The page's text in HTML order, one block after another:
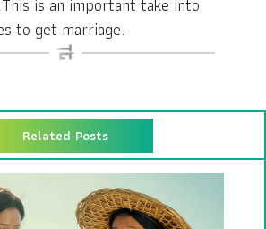
to get marriage.
Related Posts